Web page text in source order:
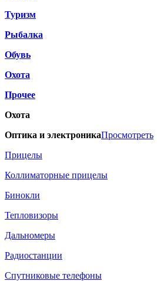
Туризм
Рыбалка
Обувь
Охота
Прочее
Охота
Оптика и электроникаПросмотреть
Прицелы
Коллиматорные прицелы
Бинокли
Тепловизоры
Дальномеры
Радиостанции
Спутниковые телефоны